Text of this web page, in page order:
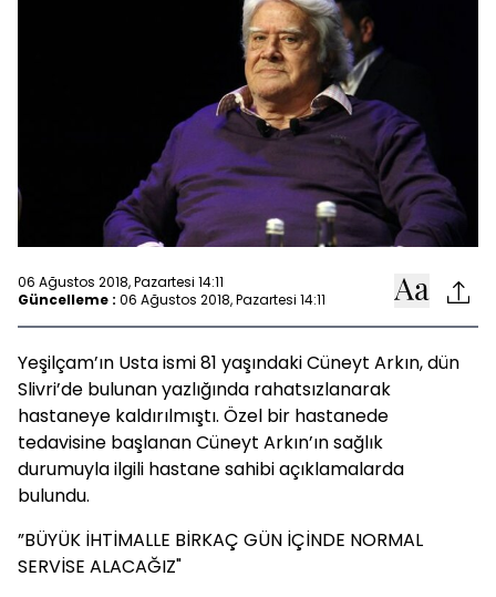
06 Ağustos 2018, Pazartesi 14:11
Güncelleme : 06 Ağustos 2018, Pazartesi 14:11
Yeşilçam’ın Usta ismi 81 yaşındaki Cüneyt Arkın, dün
Slivri’de bulunan yazlığında rahatsızlanarak
hastaneye kaldırılmıştı. Özel bir hastanede
tedavisine başlanan Cüneyt Arkın’ın sağlık
durumuyla ilgili hastane sahibi açıklamalarda
bulundu.
”BÜYÜK İHTİMALLE BİRKAÇ GÜN İÇİNDE NORMAL
SERVİSE ALACAĞIZ"